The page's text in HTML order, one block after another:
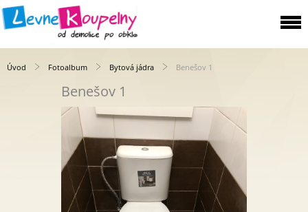
Úvod Fotoalbum Bytová jádra Benešov 1
Benešov 1